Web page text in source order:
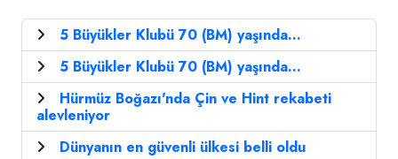
5 Büyükler Klubü 70 (BM) yaşında...
5 Büyükler Klubü 70 (BM) yaşında...
Hürmüz Boğazı'nda Çin ve Hint rekabeti
alevleniyor
Dünyanın en güvenli ülkesi belli oldu